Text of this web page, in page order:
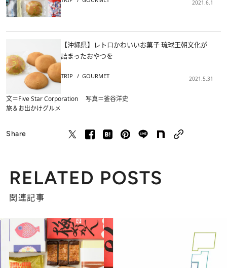
2021.6.1
【沖縄県】レトロかわいいお菓子 琉球王朝文化が
詰まったおやつを
TRIP GOURMET 2021.5.31
文＝Five Star Corporation 写真＝釜谷洋史
旅＆お出かけグルメ
Share
RELATED POSTS
関連記事